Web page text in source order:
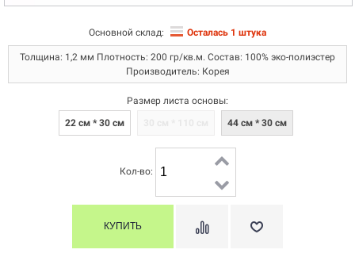
Основной склад: Осталась 1 штука
Толщина: 1,2 мм Плотность: 200 гр/кв.м. Состав: 100% эко-полиэстер
Производитель: Корея
Размер листа основы:
22 см * 30 см
44 см * 30 см
Кол-во: